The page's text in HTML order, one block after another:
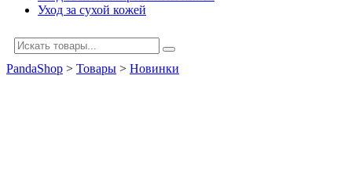
Уход за сухой кожей
PandaShop > Товары > Новинки